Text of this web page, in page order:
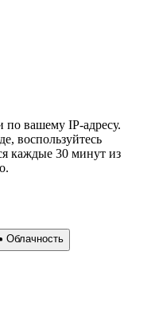
по вашему IP-адресу.
воспользуйтесь
каждые 30 минут из